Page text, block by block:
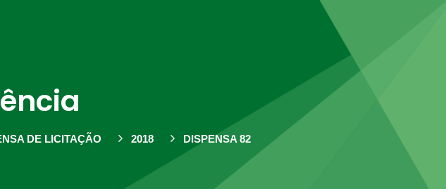
DE LICITAÇÃO 2018 DISPENSA 82